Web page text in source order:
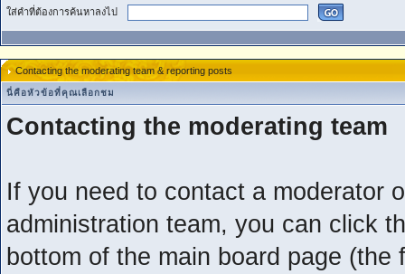
ใส่คำที่ต้องการค้นหาลงไป
Contacting the moderating team & reporting posts
นี่คือหัวข้อที่คุณเลือกชม
Contacting the moderating team
If you need to contact a moderator
administration team, you can click
bottom of the main board page